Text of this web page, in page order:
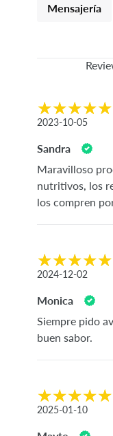
Mensajería
2023-10-05
Sandra
Maravilloso
nutritivos, los
los compren
2024-12-02
Monica
Siempre pido
buen sabor.
2025-01-10